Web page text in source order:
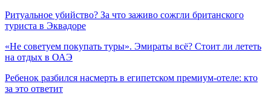
Ритуальное убийство? За что заживо сожгли британского
туриста в Эквадоре
«Не советуем покупать туры». Эмираты всё? Стоит ли лететь
на отдых в ОАЭ
Ребенок разбился насмерть в египетском премиум-отеле: кто
за это ответит